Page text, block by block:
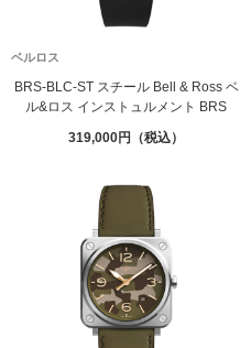
ベルロス
BRS-BLC-ST スチール Bell & Ross ベ
ル&ロス インストュルメント BRS
319,000